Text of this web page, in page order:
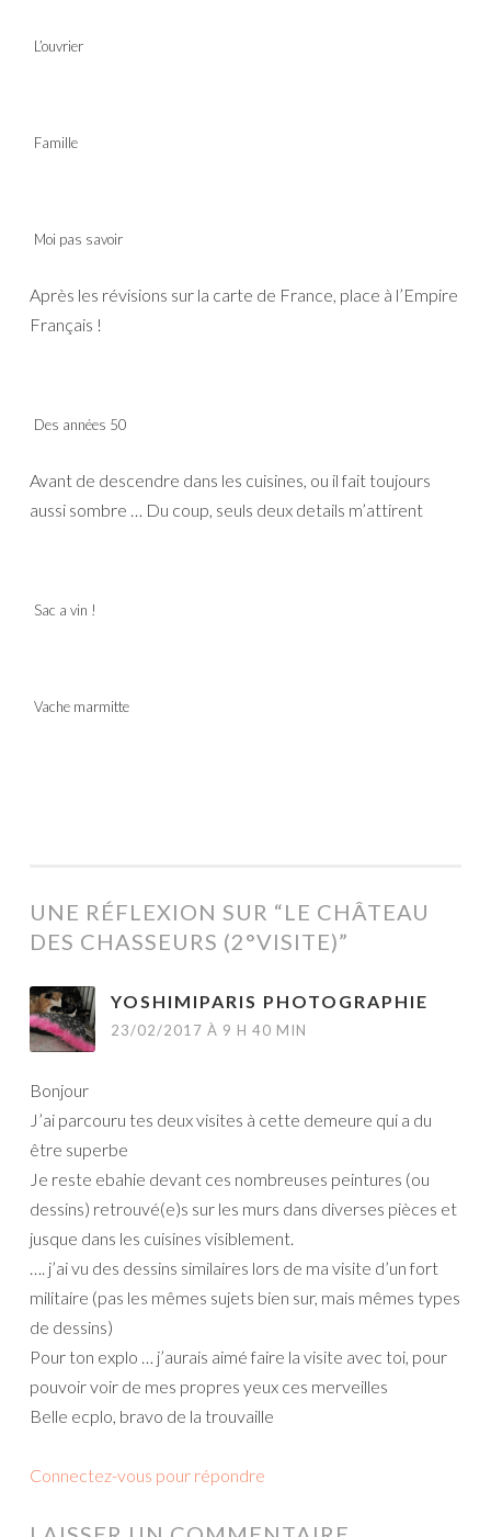
L’ouvrier
Famille
Moi pas savoir
Après les révisions sur la carte de France, place à l’Empire
Français !
Des années 50
Avant de descendre dans les cuisines, ou il fait toujours
aussi sombre … Du coup, seuls deux details m’attirent
Sac a vin !
Vache marmitte
UNE RÉFLEXION SUR “LE CHÂTEAU
DES CHASSEURS (2°VISITE)”
YOSHIMIPARIS PHOTOGRAPHIE
23/02/2017 À 9 H 40 MIN
Bonjour
J’ai parcouru tes deux visites à cette demeure qui a du
être superbe
Je reste ebahie devant ces nombreuses peintures (ou
dessins) retrouvé(e)s sur les murs dans diverses pièces et
jusque dans les cuisines visiblement.
…. j’ai vu des dessins similaires lors de ma visite d’un fort
militaire (pas les mêmes sujets bien sur, mais mêmes types
de dessins)
Pour ton explo … j’aurais aimé faire la visite avec toi, pour
pouvoir voir de mes propres yeux ces merveilles
Belle ecplo, bravo de la trouvaille
Connectez-vous pour répondre